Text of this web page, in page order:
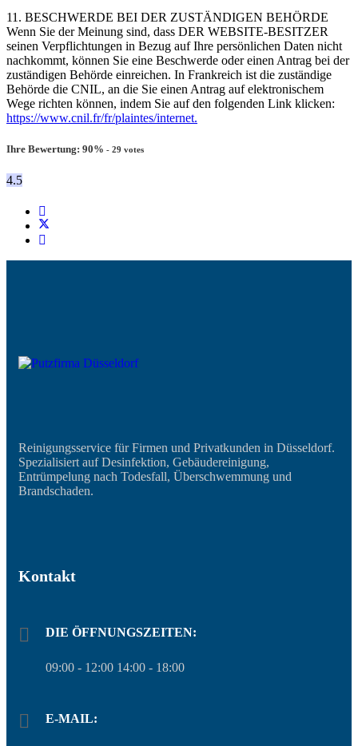
11. BESCHWERDE BEI DER ZUSTÄNDIGEN BEHÖRDE
Wenn Sie der Meinung sind, dass DER WEBSITE-BESITZER
seinen Verpflichtungen in Bezug auf Ihre persönlichen Daten nicht
nachkommt, können Sie eine Beschwerde oder einen Antrag bei der
zuständigen Behörde einreichen. In Frankreich ist die zuständige
Behörde die CNIL, an die Sie einen Antrag auf elektronischem
Wege richten können, indem Sie auf den folgenden Link klicken:
https://www.cnil.fr/fr/plaintes/internet.
Ihre Bewertung: 90% - 29 votes
4.5
Reinigungsservice für Firmen und Privatkunden in Düsseldorf.
Spezialisiert auf Desinfektion, Gebäudereinigung,
Entrümpelung nach Todesfall, Überschwemmung und
Brandschaden.
Kontakt
DIE ÖFFNUNGSZEITEN:
09:00 - 12:00 14:00 - 18:00
E-MAIL: